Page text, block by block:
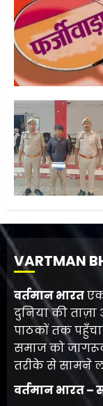
VARTMAN
वर्तमान भारत
दुनिया की
पाठकों तक
समाज को
तरीके से सामने
वर्तमान भारत –